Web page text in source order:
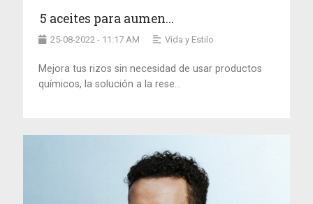
5 aceites para aumen...
25-08-2022 - 11:17 AM Vida y Estilo
Mejora tus rizos sin necesidad de usar productos
químicos, la solución a la rese...